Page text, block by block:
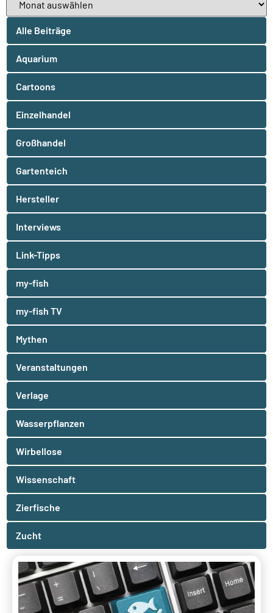
Alle Beiträge
Aquarium
Cartoons
Einzelhandel
Großhandel
Gartenteich
Hersteller
Interviews
Link-Tipps
my-fish
my-fish TV
Mythen
Veranstaltungen
Verlage
Wasserpflanzen
Wirbellose
Wissenschaft
Zierfische
Zucht